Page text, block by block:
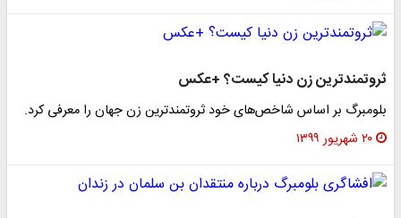
ثروتمندترین زن دنیا کیست؟ +عکس
بلومبرگ بر اساس شاخص‌های خود ثروتمندترین زن جهان را معرفی کرد.
۲۰ شهریور ۱۳۹۹